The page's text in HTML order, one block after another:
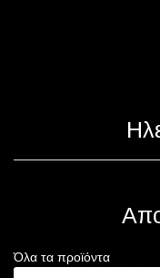
Όλα τα προϊόντα